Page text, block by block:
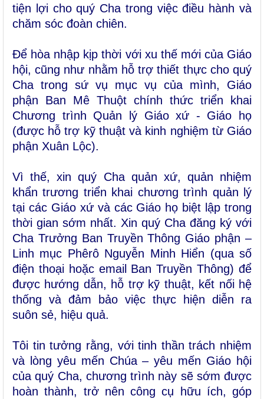
tiện lợi cho quý Cha trong việc điều hành và
chăm sóc đoàn chiên.
Để hòa nhập kịp thời với xu thế mới của Giáo
hội, cũng như nhằm hỗ trợ thiết thực cho quý
Cha trong sứ vụ mục vụ của mình, Giáo
phận Ban Mê Thuột chính thức triển khai
Chương trình Quản lý Giáo xứ - Giáo họ
(được hỗ trợ kỹ thuật và kinh nghiệm từ Giáo
phận Xuân Lộc).
Vì thế, xin quý Cha quản xứ, quản nhiệm
khẩn trương triển khai chương trình quản lý
tại các Giáo xứ và các Giáo họ biệt lập trong
thời gian sớm nhất. Xin quý Cha đăng ký với
Cha Trưởng Ban Truyền Thông Giáo phận –
Linh mục Phêrô Nguyễn Minh Hiển (qua số
điện thoại hoặc email Ban Truyền Thông) để
được hướng dẫn, hỗ trợ kỹ thuật, kết nối hệ
thống và đảm bảo việc thực hiện diễn ra
suôn sẻ, hiệu quả.
Tôi tin tưởng rằng, với tinh thần trách nhiệm
và lòng yêu mến Chúa – yêu mến Giáo hội
của quý Cha, chương trình này sẽ sớm được
hoàn thành, trở nên công cụ hữu ích, góp